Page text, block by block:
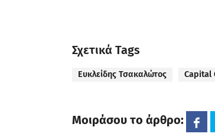
Σχετικά Tags
Ευκλείδης Τσακαλώτος Capital
Μοιράσου το άρθρο: